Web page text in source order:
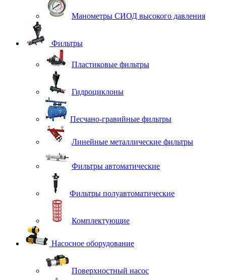
Манометры СИОД высокого давления
Фильтры
Пластиковые фильтры
Гидроциклоны
Песчано-гравийные фильтры
Линейные металлические фильтры
Фильтры автоматические
Фильтры полуавтоматические
Комплектующие
Насосное оборудование
Поверхностный насос